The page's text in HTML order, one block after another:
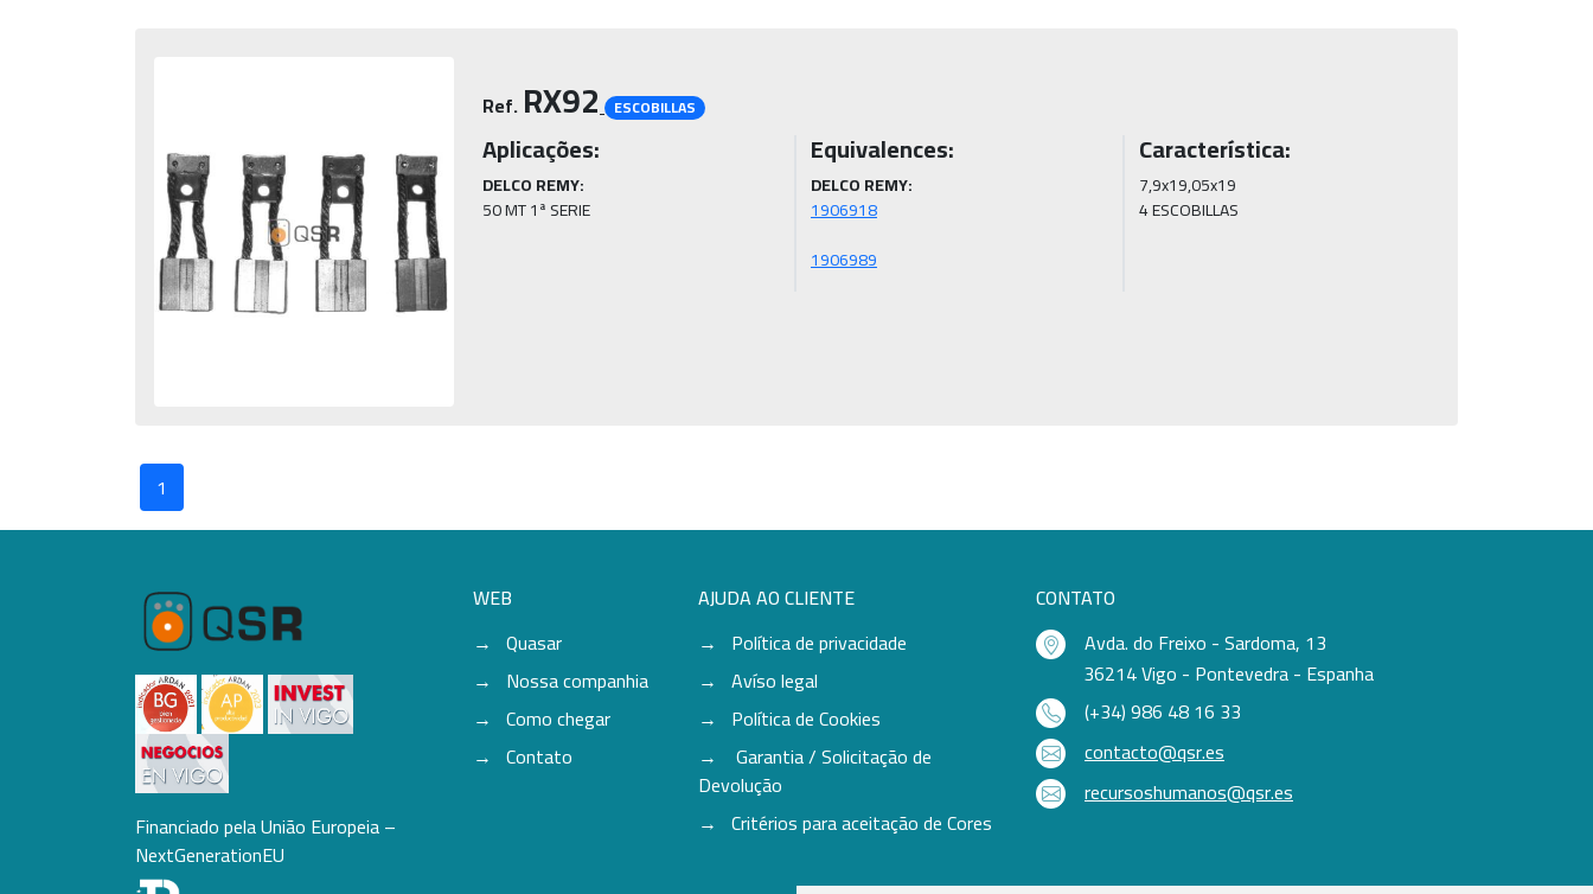
Ref. RX92 ESCOBILLAS
Aplicações:
DELCO REMY:
50 MT 1ª SERIE
Equivalences:
DELCO REMY:
1906918
1906989
Característica:
7,9x19,05x19
4 ESCOBILLAS
1
Financiado pela União Europeia –
NextGenerationEU
WEB
Quasar
Nossa companhia
Como chegar
Contato
AJUDA AO CLIENTE
Política de privacidade
Avíso legal
Política de Cookies
Garantia / Solicitação de
Devolução
Critérios para aceitação de Cores
CONTATO
Avda. do Freixo - Sardoma, 13
36214 Vigo - Pontevedra - Espanha
(+34) 986 48 16 33
contacto@qsr.es
recursoshumanos@qsr.es